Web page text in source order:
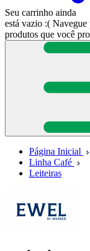
Seu carrinho ainda
está vazio :( Navegue
produtos que você
Página Inicial
Linha Café
Leiteiras